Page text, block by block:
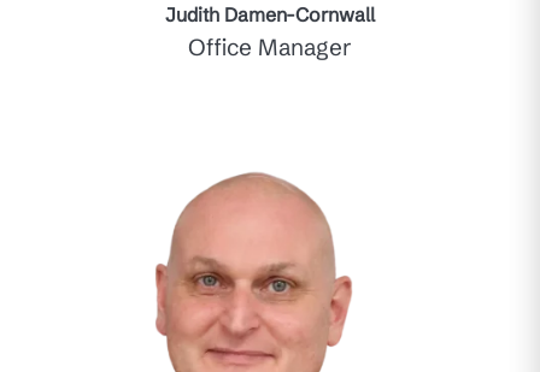
Judith Damen-Cornwall
Office Manager